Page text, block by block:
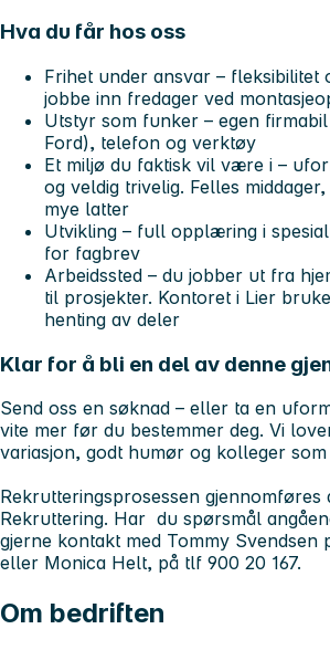
Hva du får hos oss
Frihet under ansvar – fleksibilitet
jobbe inn fredager ved
Utstyr som funker – egen
Ford), telefon og verktøy
Et miljø du faktisk vil være i –
og veldig trivelig. Felles
mye latter
Utvikling – full opplæring i
for fagbrev
Arbeidssted – du jobber ut fra
til prosjekter. Kontoret i Lier
henting av deler
Klar for å bli en del av denne
Send oss en søknad – eller ta en
vite mer før du bestemmer deg. Vi
variasjon, godt humør og kolleger som
Rekrutteringsprosessen gjennomføres
Rekruttering. Har du spørsmål
gjerne kontakt med Tommy Svendsen
eller Monica Helt, på tlf 900 20 167.
Om bedriften